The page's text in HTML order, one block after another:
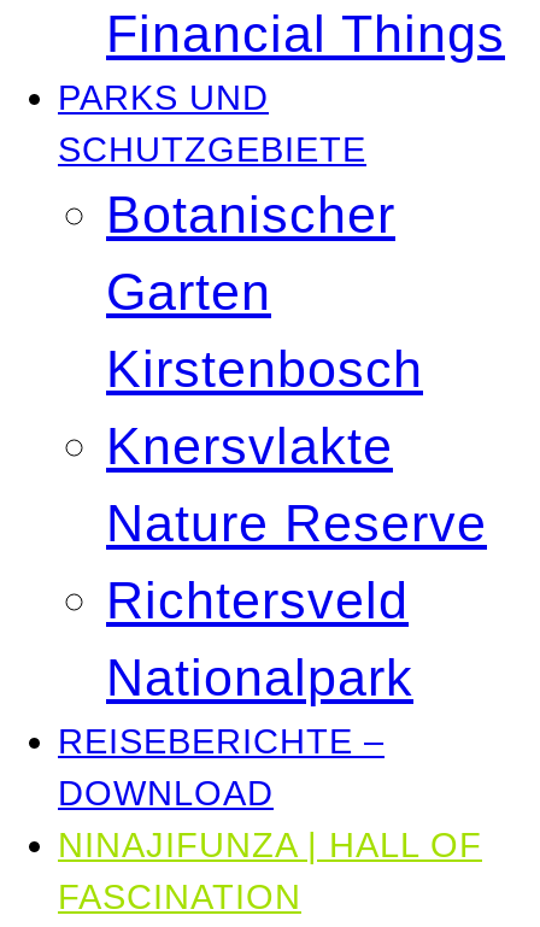
Financial Things
PARKS UND
SCHUTZGEBIETE
Botanischer
Garten
Kirstenbosch
Knersvlakte
Nature Reserve
Richtersveld
Nationalpark
REISEBERICHTE –
DOWNLOAD
NINAJIFUNZA | HALL OF
FASCINATION